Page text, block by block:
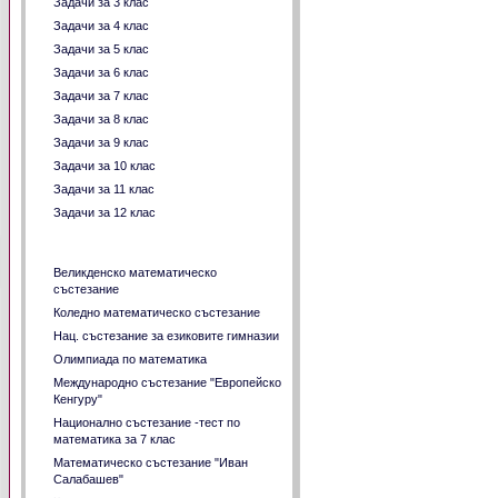
Задачи за 4 клас
Задачи за 5 клас
Задачи за 6 клас
Задачи за 7 клас
Задачи за 8 клас
Задачи за 9 клас
Задачи за 10 клас
Задачи за 11 клас
Задачи за 12 клас
Великденско математическо
състезание
Коледно математическо състезание
Нац. състезание за езиковите гимназии
Олимпиада по математика
Международно състезание "Европейско
Кенгуру"
Национално състезание -тест по
математика за 7 клас
Математическо състезание "Иван
Салабашев"